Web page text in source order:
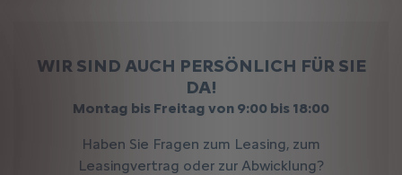
WIR SIND AUCH PERSÖNLICH FÜR SIE
DA!
Montag bis Freitag von 9:00 bis 18:00
Haben Sie Fragen zum Leasing, zum
Leasingvertrag oder zur Abwicklung?